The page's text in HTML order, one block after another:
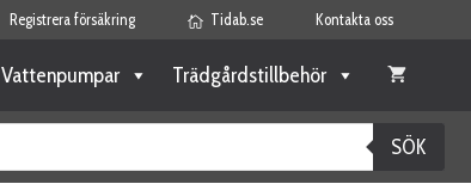
Registrera försäkring Tidab.se Kontakta oss
Vattenpumpar Trädgårdstillbehör
SÖK